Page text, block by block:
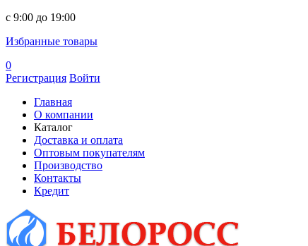
c 9:00 до 19:00
Избранные товары
0
Регистрация Войти
Главная
О компании
Каталог
Доставка и оплата
Оптовым покупателям
Производство
Контакты
Кредит